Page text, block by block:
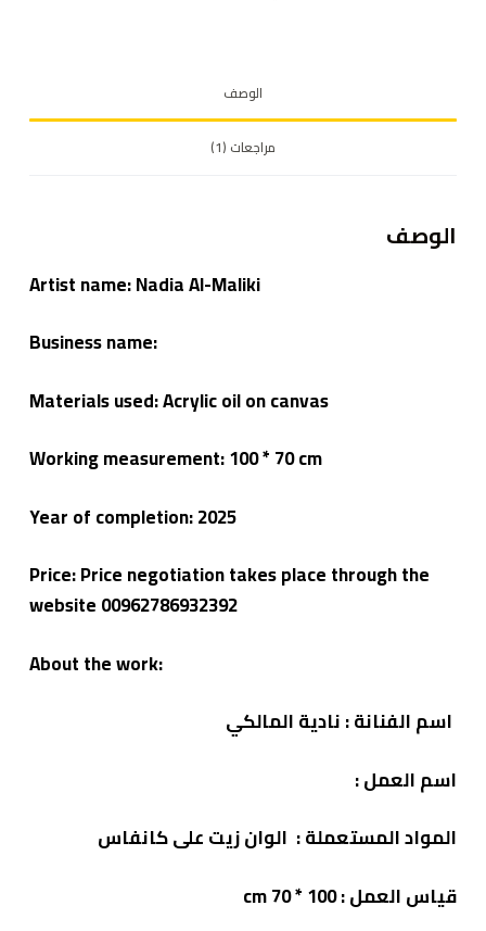
الوصف
مراجعات (1)
الوصف
Artist name: Nadia Al-Maliki
Business name:
Materials used: Acrylic oil on canvas
Working measurement: 100 * 70 cm
Year of completion: 2025
Price: Price negotiation takes place through the
website 00962786932392
About the work:
اسم الفنانة: نادية المالكي
اسم العمل:
المواد المستعملة: الوان زيت على كانفاس
قياس العمل: 100 * 70 cm